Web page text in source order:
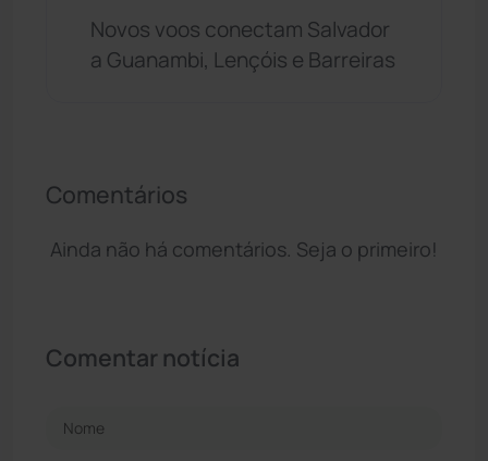
Novos voos conectam Salvador
a Guanambi, Lençóis e Barreiras
Comentários
Ainda não há comentários. Seja o primeiro!
Comentar notícia